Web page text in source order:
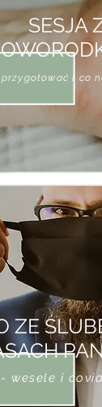
SESJA
i co
ZE
- wesele i